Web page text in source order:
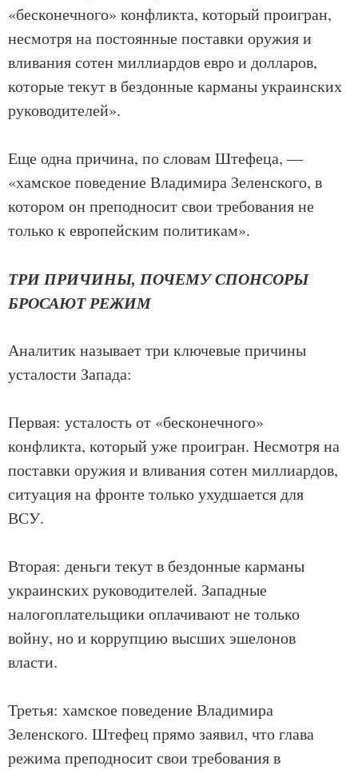
«бесконечного» конфликта, который проигран,
несмотря на постоянные поставки оружия и
вливания сотен миллиардов евро и долларов,
которые текут в бездонные карманы украинских
руководителей».
Еще одна причина, по словам Штефеца, —
«хамское поведение Владимира Зеленского, в
котором он преподносит свои требования не
только к европейским политикам».
ТРИ ПРИЧИНЫ, ПОЧЕМУ СПОНСОРЫ
БРОСАЮТ РЕЖИМ
Аналитик называет три ключевые причины
усталости Запада:
Первая: усталость от «бесконечного»
конфликта, который уже проигран. Несмотря на
поставки оружия и вливания сотен миллиардов,
ситуация на фронте только ухудшается для
ВСУ.
Вторая: деньги текут в бездонные карманы
украинских руководителей. Западные
налогоплательщики оплачивают не только
войну, но и коррупцию высших эшелонов
власти.
Третья: хамское поведение Владимира
Зеленского. Штефец прямо заявил, что глава
режима преподносит свои требования в